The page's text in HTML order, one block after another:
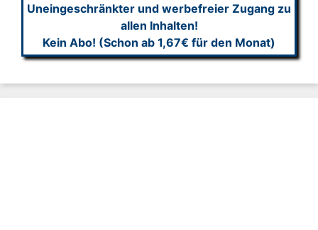
Uneingeschränkter und werbefreier Zugang zu
allen Inhalten!
Kein Abo! (Schon ab 1,67€ für den Monat)